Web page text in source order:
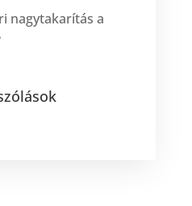
nagytakarítás a